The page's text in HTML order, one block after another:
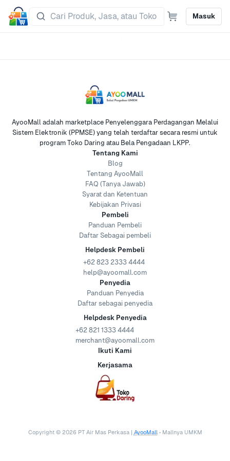
Masuk
AyooMall adalah marketplace Penyelenggara Perdagangan Melalui
Sistem Elektronik (PPMSE) yang telah terdaftar secara resmi untuk
program Toko Daring atau Bela Pengadaan LKPP.
Tentang Kami
Blog
Tentang AyooMall
FAQ (Tanya Jawab)
Syarat dan Ketentuan
Kebijakan Privasi
Pembeli
Panduan Pembeli
Daftar Sebagai pembeli
Helpdesk Pembeli
+62 823 2333 4444
help@ayoomall.com
Penyedia
Panduan Penyedia
Daftar sebagai penyedia
Helpdesk Penyedia
+62 821 1333 4444
merchant@ayoomall.com
Ikuti Kami
Kerjasama
Copyright © 2026 PT Air Mas Perkasa | AyooMall • Mallnya UMKM